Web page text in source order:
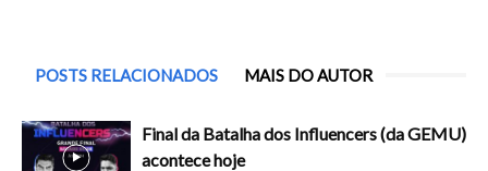
POSTS RELACIONADOS MAIS DO AUTOR
Final da Batalha dos Influencers (da GEMU)
acontece hoje